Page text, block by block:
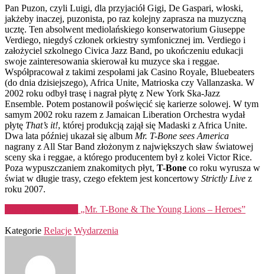
Pan Puzon, czyli Luigi, dla przyjaciół Gigi, De Gaspari, włoski,
jakżeby inaczej, puzonista, po raz kolejny zaprasza na muzyczną
ucztę. Ten absolwent mediolańskiego konserwatorium Giuseppe
Verdiego, niegdyś członek orkiestry symfonicznej im. Verdiego i
założyciel szkolnego Civica Jazz Band, po ukończeniu edukacji
swoje zainteresowania skierował ku muzyce ska i reggae.
Współpracował z takimi zespołami jak Casino Royale, Bluebeaters
(do dnia dzisiejszego), Africa Unite, Matrioska czy Vallanzaska. W
2002 roku odbył trasę i nagrał płytę z New York Ska-Jazz
Ensemble. Potem postanowił poświęcić się karierze solowej. W tym
samym 2002 roku razem z Jamaican Liberation Orchestra wydał
płytę That’s it!, której produkcją zajął się Madaski z Africa Unite.
Dwa lata później ukazał się album Mr. T-Bone sees America
nagrany z All Star Band złożonym z największych sław światowej
sceny ska i reggae, a którego producentem był z kolei Victor Rice.
Poza wypuszczaniem znakomitych płyt, T-Bone co roku wyrusza w
świat w długie trasy, czego efektem jest koncertowy Strictly Live z
roku 2007.
„Mr. T-Bone & The Young Lions – Heroes”
Kategorie Relacje Wydarzenia